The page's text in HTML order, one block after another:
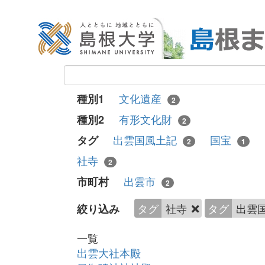
種別1 文化遺産 2
種別2 有形文化財 2
タグ 出雲国風土記 2 国宝 1
社寺
2
市町村 出雲市 2
絞り込み タグ 社寺 タグ 出雲
一覧
出雲大社本殿